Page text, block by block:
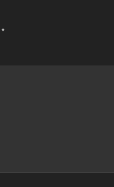
*